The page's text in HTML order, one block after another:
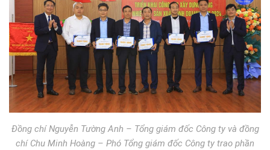
Đồng chí Nguyễn Tường Anh – Tổng giám đốc Công ty và đồng
chí Chu Minh Hoàng – Phó Tổng giám đốc Công ty trao phần